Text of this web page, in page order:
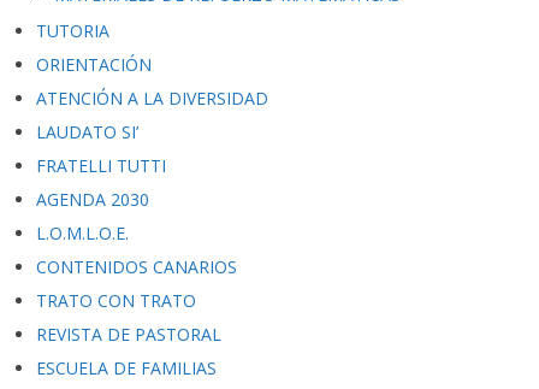
TUTORIA
ORIENTACIÓN
ATENCIÓN A LA DIVERSIDAD
LAUDATO SI’
FRATELLI TUTTI
AGENDA 2030
L.O.M.L.O.E.
CONTENIDOS CANARIOS
TRATO CON TRATO
REVISTA DE PASTORAL
ESCUELA DE FAMILIAS